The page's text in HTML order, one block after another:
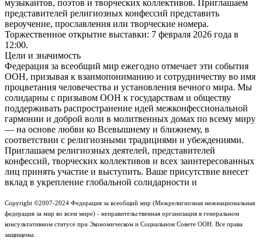
музыкантов, поэтов и творческих коллективов. Приглашаем
представителей религиозных конфессий представить
вероучение, прославления или творческие номера.
Торжественное открытие выставки: 7 февраля 2026 года в
12:00.
Цели и значимость
Федерация за всеобщий мир ежегодно отмечает эти события
ООН, призывая к взаимопониманию и сотрудничеству во имя
процветания человечества и установления вечного мира. Мы
солидарны с призывом ООН к государствам и обществу
поддерживать распространение идей межконфессиональной
гармонии и доброй воли в молитвенных домах по всему миру
— на основе любви ко Всевышнему и ближнему, в
соответствии с религиозными традициями и убеждениями.
Приглашаем религиозных деятелей, представителей
конфессий, творческих коллективов и всех заинтересованных
лиц принять участие и выступить. Ваше присутствие внесет
вклад в укрепление глобальной солидарности и
Copyright ©2007-2024 Федерация за всеобщий мир (Межрелигиозная межнациональная
федерация за мир во всем мире) - неправительственная организация в генеральном
консультативном статусе при Экономическом и Социальном Совете ООН. Все права
защищены.